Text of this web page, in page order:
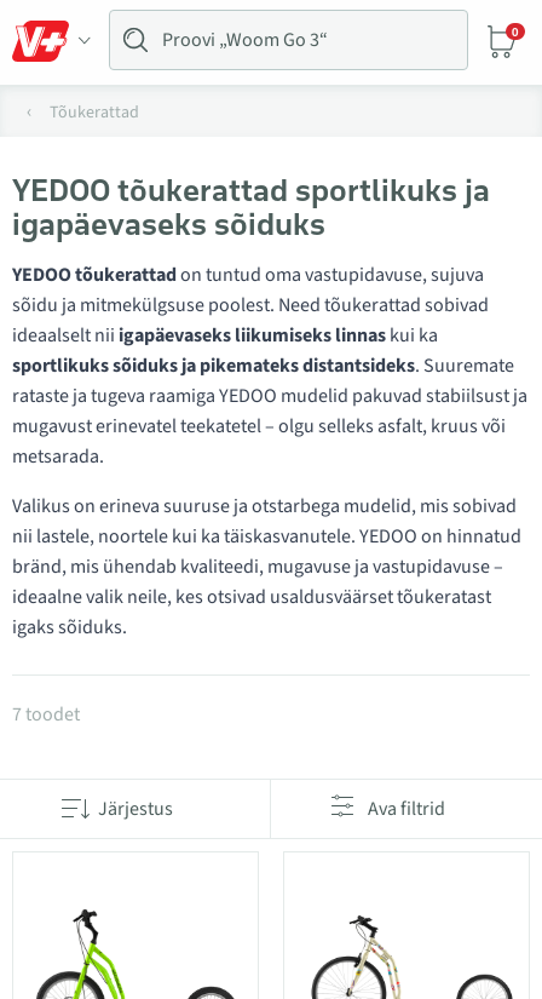
0
Tõukerattad
YEDOO tõukerattad sportlikuks ja
igapäevaseks sõiduks
YEDOO tõukerattadon tuntud oma vastupidavuse, sujuva
sõidu ja mitmekülgsuse poolest. Need tõukerattad sobivad
ideaalselt nii igapäevaseks liikumiseks linnaskui ka
sportlikuks sõiduks ja pikemateks distantsideks. Suuremate
rataste ja tugeva raamiga YEDOO mudelid pakuvad stabiilsust ja
mugavust erinevatel teekatetel – olgu selleks asfalt, kruus või
metsarada.
Valikus on erineva suuruse ja otstarbega mudelid, mis sobivad
nii lastele, noortele kui ka täiskasvanutele. YEDOO on hinnatud
bränd, mis ühendab kvaliteedi, mugavuse ja vastupidavuse –
ideaalne valik neile, kes otsivad usaldusväärset tõukeratast
igaks sõiduks.
Tooted kategoorias YEDOO tõukerattad
7 toodet
Järjestus Ava filtrid